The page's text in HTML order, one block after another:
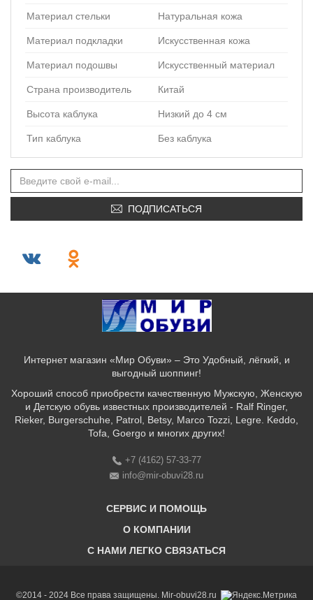
Материал стельки Натуральная кожа
Материал подкладки Искусственная кожа
Материал подошвы Искусственный материал
Страна производитель Китай
Высота каблука Низкий до 4 см
Тип каблука Без каблука
ПОДПИСАТЬСЯ
Интернет магазин «Мир Обуви» – Это Удобный, лёгкий, и
выгодный шоппинг!
Хороший способ приобрести качественную Мужскую, Женскую
и Детскую обувь известных производителей - Ralf Ringer,
Rieker, Burgerschuhe, Patrol, Betsy, Marco Tozzi, Legre. Keddo,
Tofa, Goergo и многих других!
+7 (4162) 57-33-77
info@mir-obuvi28.ru
СЕРВИС И ПОМОЩЬ
Бонусная программа
О КОМПАНИИ
C НАМИ ЛЕГКО СВЯЗАТЬСЯ
©2014 - 2024 Все права защищены. Mir-obuvi28.ru